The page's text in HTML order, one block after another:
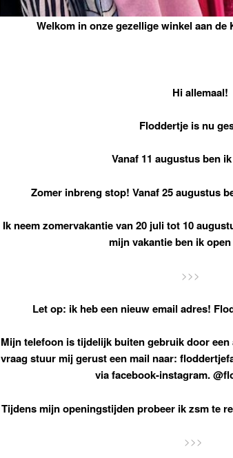
Welkom in onze gezellige winkel aan de
Hi allemaal!
Floddertje is nu
Vanaf 11 augustus ben
Zomer inbreng stop! Vanaf 25 augustus
Ik neem zomervakantie van 20 juli tot 10
mijn vakantie ben ik
>>>
Let op: ik heb een nieuw email adres!
Mijn telefoon is tijdelijk buiten gebruik door
vraag stuur mij gerust een mail naar:
via facebook-instagram.
Tijdens mijn openingstijden probeer ik zsm te
>>>